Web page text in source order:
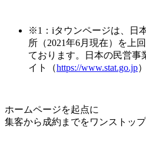
※1：iタウンページは、日
所（2021年6月現在）を上
ております。日本の民営事
イト（https://www.stat.go.jp
ホームページを起点に
集客から成約までをワンストッ